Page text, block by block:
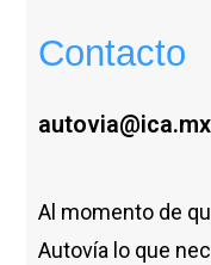
Contacto
autovia@ica.mx
Al momento de
Autovía lo que